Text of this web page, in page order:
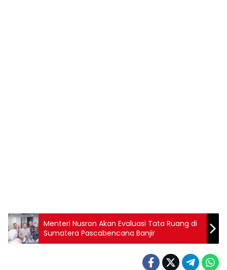
Menteri Nusron Akan Evaluasi Tata Ruang di
Sumatera Pascabencana Banjir